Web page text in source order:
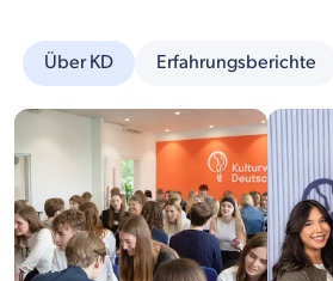
Über KD Erfahrungsberichte